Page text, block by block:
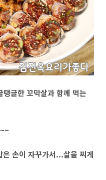
글한 꼬막살과 함께 먹는
손이 자꾸가서...살을 찌게